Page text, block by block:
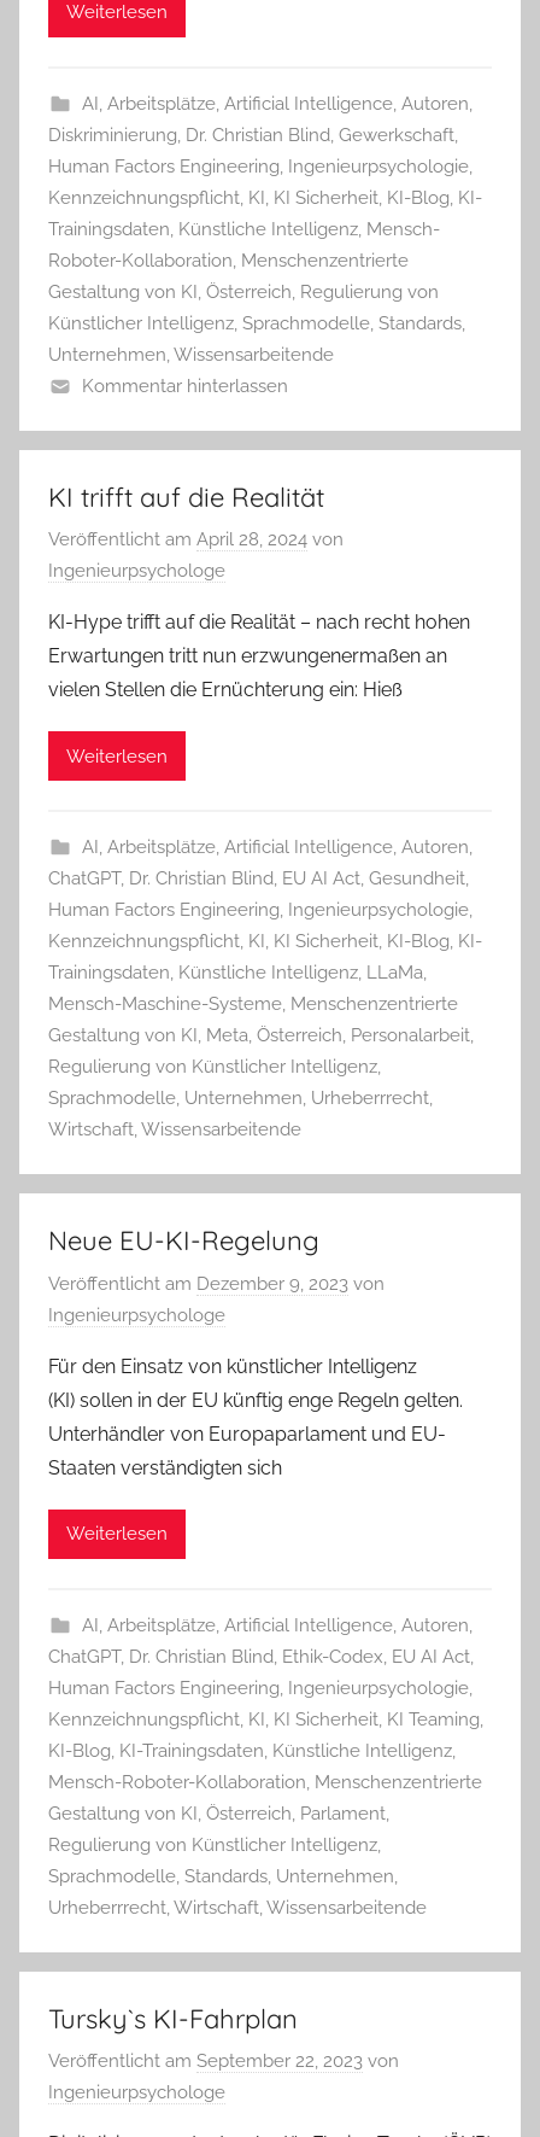
Weiterlesen
AI, Arbeitsplätze, Artificial Intelligence, Autoren,
Diskriminierung, Dr. Christian Blind, Gewerkschaft,
Human Factors Engineering, Ingenieurpsychologie,
Kennzeichnungspflicht, KI, KI Sicherheit, KI-Blog, KI-
Trainingsdaten, Künstliche Intelligenz, Mensch-
Roboter-Kollaboration, Menschenzentrierte
Gestaltung von KI, Österreich, Regulierung von
Künstlicher Intelligenz, Sprachmodelle, Standards,
Unternehmen,Wissensarbeitende
Kommentar hinterlassen
KI trifft auf die Realität
Veröffentlicht am April 28, 2024 von
Ingenieurpsychologe
KI-Hype trifft auf die Realität – nach recht hohen
Erwartungen tritt nun erzwungenermaßen an
vielen Stellen die Ernüchterung ein: Hieß
Weiterlesen
AI, Arbeitsplätze, Artificial Intelligence, Autoren,
ChatGPT, Dr. Christian Blind, EU AI Act, Gesundheit,
Human Factors Engineering, Ingenieurpsychologie,
Kennzeichnungspflicht, KI, KI Sicherheit, KI-Blog, KI-
Trainingsdaten, Künstliche Intelligenz, LLaMa,
Mensch-Maschine-Systeme, Menschenzentrierte
Gestaltung von KI, Meta, Österreich, Personalarbeit,
Regulierung von Künstlicher Intelligenz,
Sprachmodelle, Unternehmen, Urheberrrecht,
Wirtschaft,Wissensarbeitende
Neue EU-KI-Regelung
Veröffentlicht am Dezember 9, 2023 von
Ingenieurpsychologe
Für den Einsatz von künstlicher Intelligenz
(KI) sollen in der EU künftig enge Regeln gelten.
Unterhändler von Europaparlament und EU-
Staaten verständigten sich
Weiterlesen
AI, Arbeitsplätze, Artificial Intelligence, Autoren,
ChatGPT, Dr. Christian Blind, Ethik-Codex, EU AI Act,
Human Factors Engineering, Ingenieurpsychologie,
Kennzeichnungspflicht, KI, KI Sicherheit, KI Teaming,
KI-Blog, KI-Trainingsdaten, Künstliche Intelligenz,
Mensch-Roboter-Kollaboration, Menschenzentrierte
Gestaltung von KI, Österreich, Parlament,
Regulierung von Künstlicher Intelligenz,
Sprachmodelle, Standards, Unternehmen,
Urheberrrecht,Wirtschaft,Wissensarbeitende
Tursky`s KI-Fahrplan
Veröffentlicht am September 22, 2023 von
Ingenieurpsychologe